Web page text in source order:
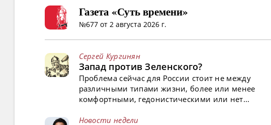
Газета «Суть времени»
№677 от 2 августа 2026 г.
Сергей Кургинян
Запад против Зеленского?
Проблема сейчас для России стоит не между
различными типами жизни, более или менее
комфортными, гедонистическими или нет...
Новости недели